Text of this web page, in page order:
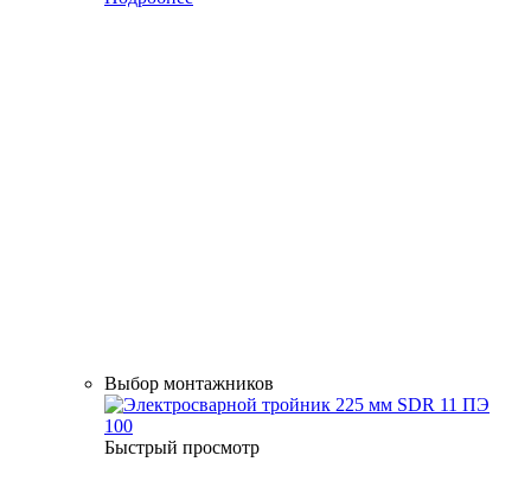
Выбор монтажников
Быстрый просмотр